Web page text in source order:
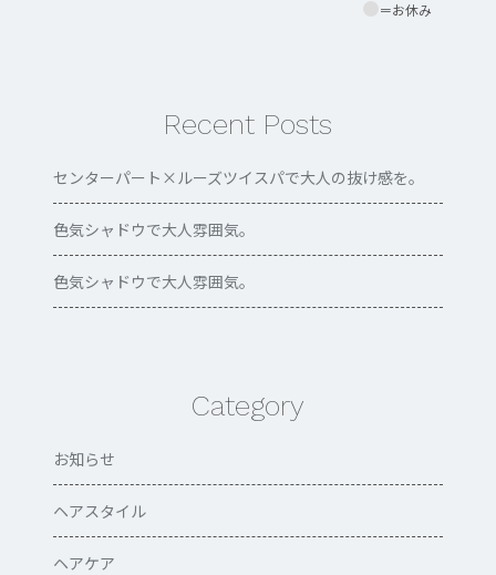
＝お休み
Recent Posts
センターパート×ルーズツイスパで大人の抜け感を。
色気シャドウで大人雰囲気。
色気シャドウで大人雰囲気。
Category
お知らせ
ヘアスタイル
ヘアケア